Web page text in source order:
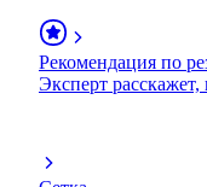
Рекомендация по
Эксперт расскажет,